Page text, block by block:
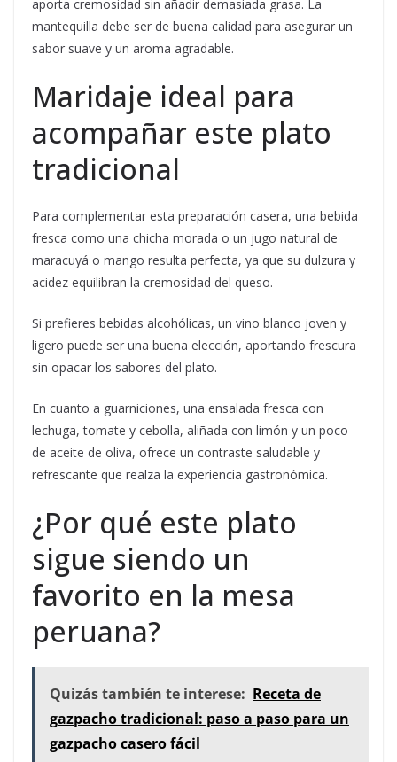
aporta cremosidad sin añadir demasiada grasa. La
mantequilla debe ser de buena calidad para asegurar un
sabor suave y un aroma agradable.
Maridaje ideal para
acompañar este plato
tradicional
Para complementar esta preparación casera, una bebida
fresca como una chicha morada o un jugo natural de
maracuyá o mango resulta perfecta, ya que su dulzura y
acidez equilibran la cremosidad del queso.
Si prefieres bebidas alcohólicas, un vino blanco joven y
ligero puede ser una buena elección, aportando frescura
sin opacar los sabores del plato.
En cuanto a guarniciones, una ensalada fresca con
lechuga, tomate y cebolla, aliñada con limón y un poco
de aceite de oliva, ofrece un contraste saludable y
refrescante que realza la experiencia gastronómica.
¿Por qué este plato
sigue siendo un
favorito en la mesa
peruana?
Quizás también te interese: Receta de
gazpacho tradicional: paso a paso para un
gazpacho casero fácil